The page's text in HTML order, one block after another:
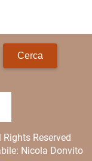
Reserved
Nicola Donvito